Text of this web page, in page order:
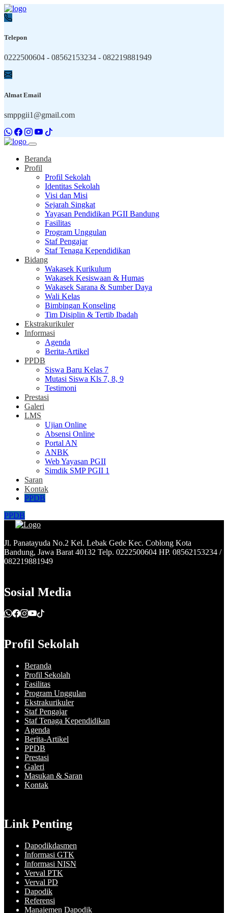
Telepon
0222500604 - 08562153234 - 082219881949
Almat Email
smppgii1@gmail.com
Beranda
Profil
Profil Sekolah
Identitas Sekolah
Visi dan Misi
Sejarah Singkat
Yayasan Pendidikan PGII Bandung
Fasilitas
Program Unggulan
Staf Pengajar
Staf Tenaga Kependidikan
Bidang
Wakasek Kurikulum
Wakasek Kesiswaan & Humas
Wakasek Sarana & Sumber Daya
Wali Kelas
Bimbingan Konseling
Tim Disiplin & Tertib Ibadah
Ekstrakurikuler
Informasi
Agenda
Berita-Artikel
PPDB
Siswa Baru Kelas 7
Mutasi Siswa Kls 7, 8, 9
Testimoni
Prestasi
Galeri
LMS
Ujian Online
Absensi Online
Portal AN
ANBK
Web Yayasan PGII
Simdik SMP PGII 1
Saran
Kontak
PPDB
PPDB
Jl. Panatayuda No.2 Kel. Lebak Gede Kec. Coblong Kota
Bandung, Jawa Barat 40132 Telp. 0222500604 HP. 08562153234 /
082219881949
Sosial Media
Profil Sekolah
Beranda
Profil Sekolah
Fasilitas
Program Unggulan
Ekstrakurikuler
Staf Pengajar
Staf Tenaga Kependidikan
Agenda
Berita-Artikel
PPDB
Prestasi
Galeri
Masukan & Saran
Kontak
Link Penting
Dapodikdasmen
Informasi GTK
Informasi NISN
Verval PTK
Verval PD
Dapodik
Referensi
Manajemen Dapodik